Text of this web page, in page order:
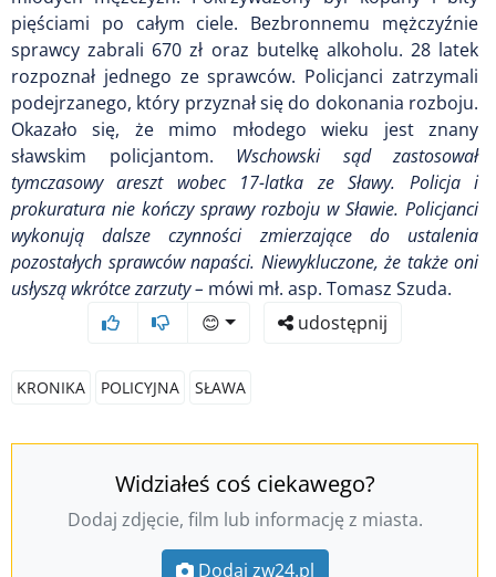
pięściami po całym ciele. Bezbronnemu mężczyźnie
sprawcy zabrali 670 zł oraz butelkę alkoholu. 28 latek
rozpoznał jednego ze sprawców. Policjanci zatrzymali
podejrzanego, który przyznał się do dokonania rozboju.
Okazało się, że mimo młodego wieku jest znany
sławskim policjantom. Wschowski sąd zastosował
tymczasowy areszt wobec 17-latka ze Sławy. Policja i
prokuratura nie kończy sprawy rozboju w Sławie. Policjanci
wykonują dalsze czynności zmierzające do ustalenia
pozostałych sprawców napaści. Niewykluczone, że także oni
usłyszą wkrótce zarzuty – mówi mł. asp. Tomasz Szuda.
😊
udostępnij
KRONIKA POLICYJNA SŁAWA
Widziałeś coś ciekawego?
Dodaj zdjęcie, film lub informację z miasta.
Dodaj zw24.pl